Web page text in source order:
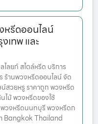
หรีดออนไลน์
เทพ และ
ลยก์ สไตล์หรีด บริการ
ร้านพวงหรีดออนไลน์ จัด
สวยหรู ราคาถูก พวงหรีด
ม้ พวงหรีดของใช้
วงหรีดนนทบุรี พวงหรีดก
Bangkok Thailand